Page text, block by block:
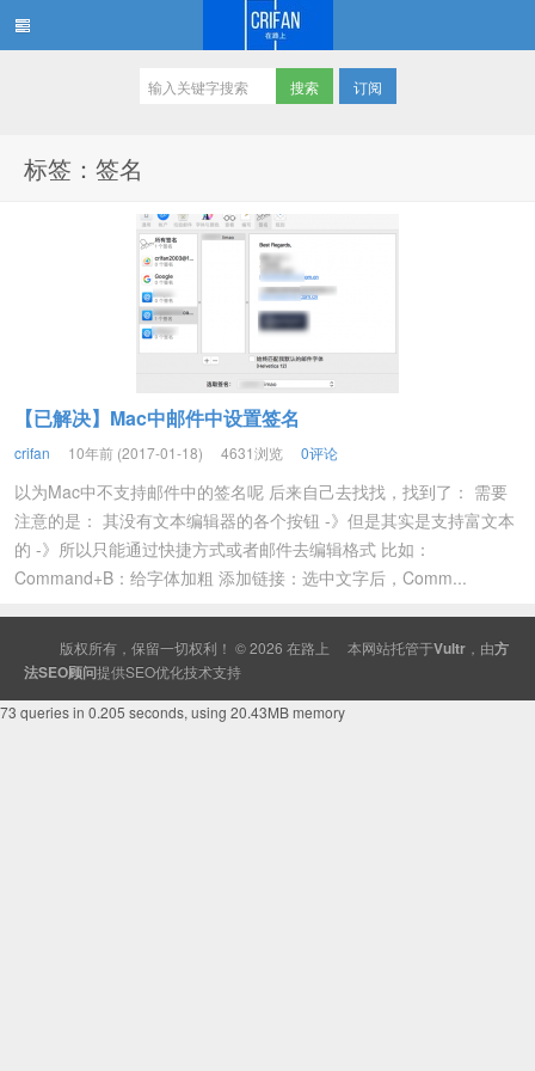
订阅
标签：签名
【已解决】Mac中邮件中设置签名
crifan 10年前 (2017-01-18) 4631浏览 0评论
以为Mac中不支持邮件中的签名呢 后来自己去找找，找到了： 需要
注意的是： 其没有文本编辑器的各个按钮 -》但是其实是支持富文本
的 -》所以只能通过快捷方式或者邮件去编辑格式 比如：
Command+B：给字体加粗 添加链接：选中文字后，Comm...
版权所有，保留一切权利！ © 2026 在路上 本网站托管于Vultr ，由方
法SEO顾问提供SEO优化技术支持
73 queries in 0.205 seconds, using 20.43MB memory